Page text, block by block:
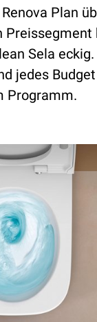
Plan
Sela
jedes
Programm.